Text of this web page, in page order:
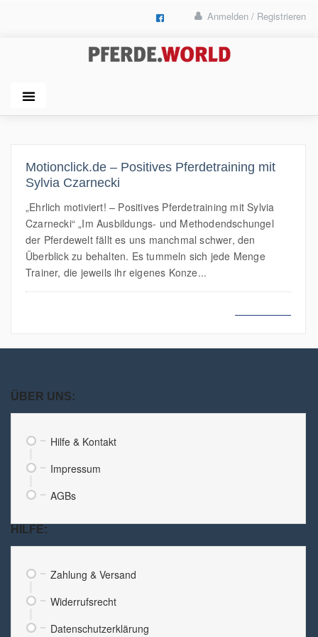
Anmelden / Registrieren
Motionclick.de – Positives Pferdetraining mit
Sylvia Czarnecki
„Ehrlich motiviert! – Positives Pferdetraining mit Sylvia
Czarnecki“ „Im Ausbildungs- und Methodendschungel
der Pferdewelt fällt es uns manchmal schwer, den
Überblick zu behalten. Es tummeln sich jede Menge
Trainer, die jeweils ihr eigenes Konze...
ÜBER UNS:
Hilfe & Kontakt
Impressum
AGBs
HILFE:
Zahlung & Versand
Widerrufsrecht
Datenschutzerklärung